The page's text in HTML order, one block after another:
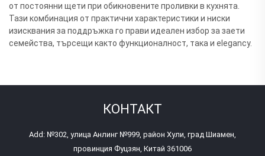
от постоянни щети при обикновените проливки в кухнята.
Тази комбинация от практични характеристики и ниски
изисквания за поддръжка го прави идеален избор за заети
семейства, търсещи както функционалност, така и elegancy.
КОНТАКТ
Add: №302, улица Анлинг №999, район Хули, град Шиамен,
провинция Фуцзян, Китай 361006